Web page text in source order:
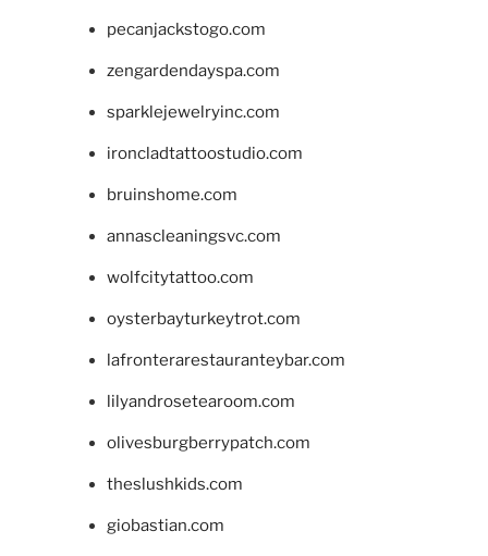
pecanjackstogo.com
zengardendayspa.com
sparklejewelryinc.com
ironcladtattoostudio.com
bruinshome.com
annascleaningsvc.com
wolfcitytattoo.com
oysterbayturkeytrot.com
lafronterarestauranteybar.com
lilyandrosetearoom.com
olivesburgberrypatch.com
theslushkids.com
giobastian.com